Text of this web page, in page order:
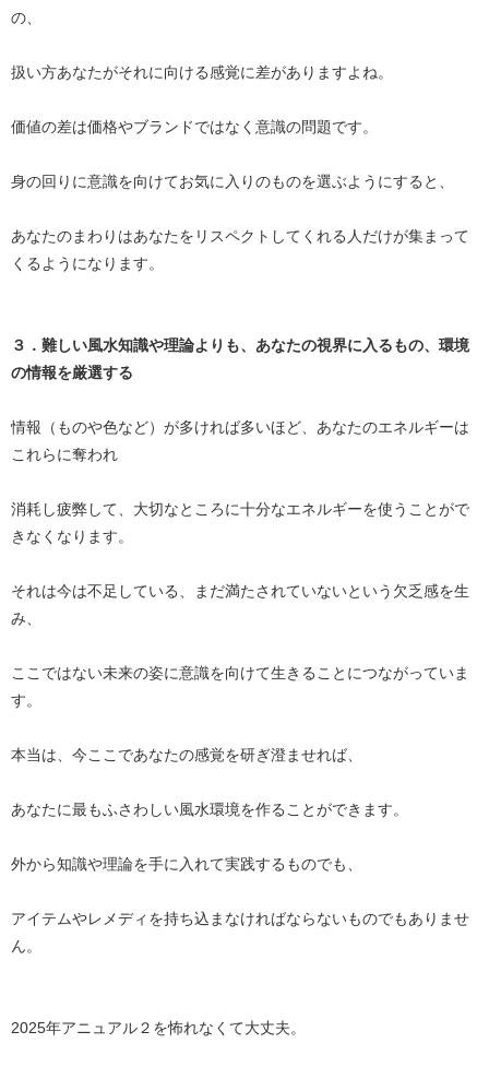
の、
扱い方あなたがそれに向ける感覚に差がありますよね。
価値の差は価格やブランドではなく意識の問題です。
身の回りに意識を向けてお気に入りのものを選ぶようにすると、
あなたのまわりはあなたをリスペクトしてくれる人だけが集まって
くるようになります。
３．難しい風水知識や理論よりも、あなたの視界に入るもの、環境
の情報を厳選する
情報（ものや色など）が多ければ多いほど、あなたのエネルギーは
これらに奪われ
消耗し疲弊して、大切なところに十分なエネルギーを使うことがで
きなくなります。
それは今は不足している、まだ満たされていないという欠乏感を生
み、
ここではない未来の姿に意識を向けて生きることにつながっていま
す。
本当は、今ここであなたの感覚を研ぎ澄ませれば、
あなたに最もふさわしい風水環境を作ることができます。
外から知識や理論を手に入れて実践するものでも、
アイテムやレメディを持ち込まなければならないものでもありませ
ん。
2025年アニュアル２を怖れなくて大丈夫。